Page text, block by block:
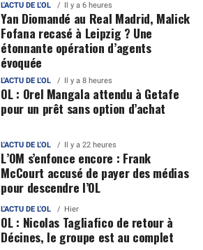
L'ACTU DE L'OL Il y a 6 heures
Yan Diomandé au Real Madrid, Malick
Fofana recasé à Leipzig ? Une
étonnante opération d’agents
évoquée
L'ACTU DE L'OL Il y a 8 heures
OL : Orel Mangala attendu à Getafe
pour un prêt sans option d’achat
L'ACTU DE L'OL Il y a 22 heures
L’OM s’enfonce encore : Frank
McCourt accusé de payer des médias
pour descendre l’OL
L'ACTU DE L'OL Hier
OL : Nicolas Tagliafico de retour à
Décines, le groupe est au complet